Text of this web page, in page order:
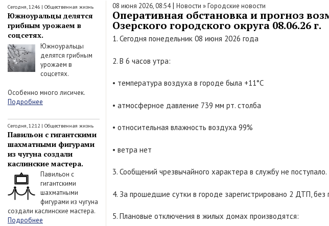
Сегодня, 12:46 | Общественная жизнь
Южноуральцы делятся
грибным урожаем в
соцсетях.
Южноуральцы
делятся грибным
урожаем в
соцсетях.
Особенно много лисичек.
Подробнее
Сегодня, 12:12 | Общественная жизнь
Павильон с гигантскими
шахматными фигурами
из чугуна создали
каслинские мастера.
Павильон с
гигантскими
шахматными
фигурами из чугуна
создали каслинские мастера.
Подробнее
08 июня 2026, 08:54| Новости »Городские новости
Оперативная обстановка и прогноз
Озерского городского округа 08.06.26 г.
1. Сегодня понедельник 08 июня 2026 года
2. В 6 часов утра:
• температура воздуха в городе была +11°С
• атмосферное давление 739 мм рт. столба
• относительная влажность воздуха 99%
• ветра нет
3. Сообщений чрезвычайного характера в службу не поступало.
4. За прошедшие сутки в городе зарегистрировано 2 ДТП, без
5. Плановые отключения в жилых домах производятся: